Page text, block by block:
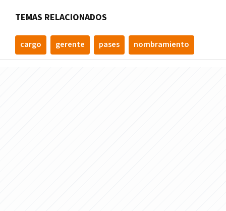
TEMAS RELACIONADOS
cargo gerente pases nombramiento